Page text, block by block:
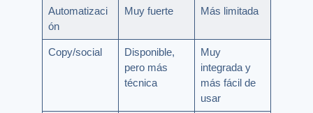
Automatizaci
ón
Muy fuerte Más limitada
Copy/social
Disponible,
pero más
técnica
Muy
integrada y
más fácil de
usar